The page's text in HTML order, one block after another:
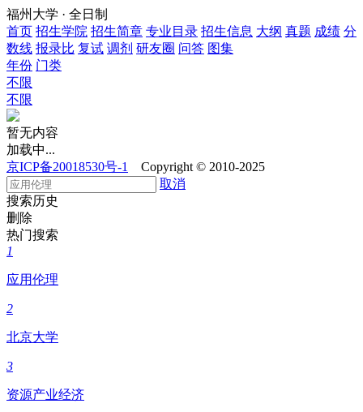
福州大学 · 全日制
首页 招生学院 招生简章 专业目录 招生信息 大纲 真题 成绩 分
数线 报录比 复试 调剂 研友圈 问答 图集
年份 门类
不限
不限
暂无内容
加载中...
京ICP备20018530号-1
Copyright © 2010-2025
取消
搜索历史
删除
热门搜索
1
应用伦理
2
北京大学
3
资源产业经济